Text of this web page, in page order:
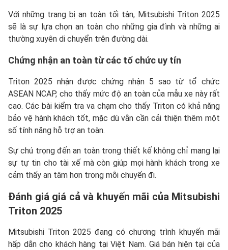
Với những trang bị an toàn tối tân, Mitsubishi Triton 2025
sẽ là sự lựa chọn an toàn cho những gia đình và những ai
thường xuyên di chuyển trên đường dài.
Chứng nhận an toàn từ các tổ chức uy tín
Triton 2025 nhận được chứng nhận 5 sao từ tổ chức
ASEAN NCAP, cho thấy mức độ an toàn của mẫu xe này rất
cao. Các bài kiểm tra va chạm cho thấy Triton có khả năng
bảo vệ hành khách tốt, mặc dù vẫn cần cải thiện thêm một
số tính năng hỗ trợ an toàn.
Sự chú trọng đến an toàn trong thiết kế không chỉ mang lại
sự tự tin cho tài xế mà còn giúp mọi hành khách trong xe
cảm thấy an tâm hơn trong mỗi chuyến đi.
Đánh giá giá cả và khuyến mãi của Mitsubishi
Triton 2025
Mitsubishi Triton 2025 đang có chương trình khuyến mãi
hấp dẫn cho khách hàng tại Việt Nam. Giá bán hiện tại của